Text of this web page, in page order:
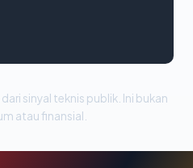
sinyal teknis publik. Ini bukan
atau finansial.